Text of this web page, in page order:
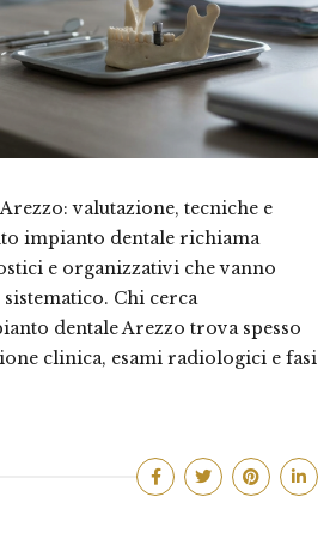
valutazione, tecniche e
impianto dentale richiama
e organizzativi che vanno
Chi cerca
dentale Arezzo trova spesso
clinica, esami radiologici e fasi